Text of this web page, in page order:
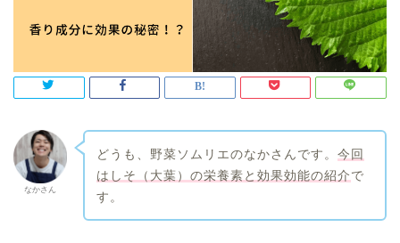
なかさん
どうも、野菜ソムリエのなかさんです。 今回
はしそ（大葉）の栄養素と効果効能の紹介で
す。